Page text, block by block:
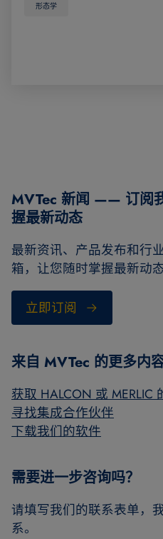
形态学
MVTec 新闻 —— 订阅
握最新动态
最新资讯、产品发布和行
箱，让您随时掌握最新动态
立即订阅
来自 MVTec 的更多内
获取 HALCON 或 MERLIC
寻找集成合作伙伴
下载我们的软件
需要进一步咨询吗？
请填写我们的联系表单，
系。